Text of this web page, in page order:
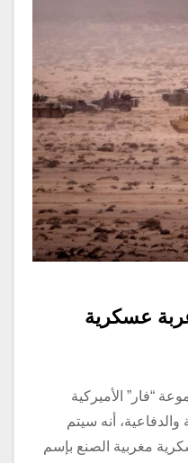
عسكرية
“فار” الأميركية
أنه سيتم
مغربية الصنع بإسم